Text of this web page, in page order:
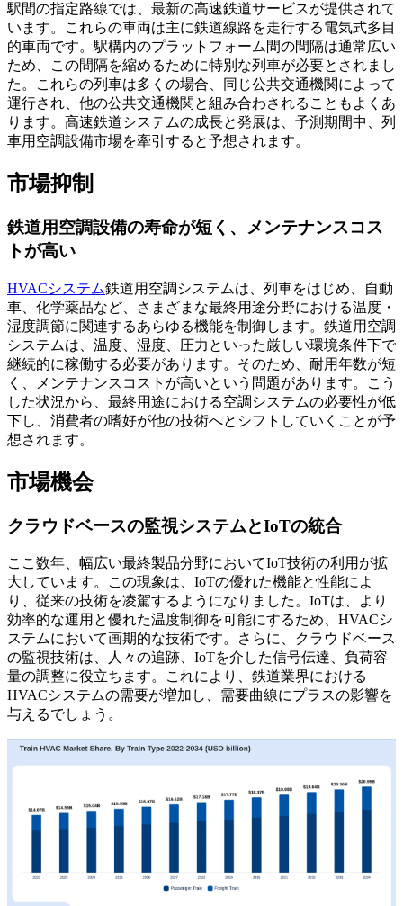
駅間の指定路線では、最新の高速鉄道サービスが提供されて
います。これらの車両は主に鉄道線路を走行する電気式多目
的車両です。駅構内のプラットフォーム間の間隔は通常広い
ため、この間隔を縮めるために特別な列車が必要とされまし
た。これらの列車は多くの場合、同じ公共交通機関によって
運行され、他の公共交通機関と組み合わされることもよくあ
ります。高速鉄道システムの成長と発展は、予測期間中、列
車用空調設備市場を牽引すると予想されます。
市場抑制
鉄道用空調設備の寿命が短く、メンテナンスコス
トが高い
HVACシステム鉄道用空調システムは、列車をはじめ、自動
車、化学薬品など、さまざまな最終用途分野における温度・
湿度調節に関連するあらゆる機能を制御します。鉄道用空調
システムは、温度、湿度、圧力といった厳しい環境条件下で
継続的に稼働する必要があります。そのため、耐用年数が短
く、メンテナンスコストが高いという問題があります。こう
した状況から、最終用途における空調システムの必要性が低
下し、消費者の嗜好が他の技術へとシフトしていくことが予
想されます。
市場機会
クラウドベースの監視システムとIoTの統合
ここ数年、幅広い最終製品分野においてIoT技術の利用が拡
大しています。この現象は、IoTの優れた機能と性能によ
り、従来の技術を凌駕するようになりました。IoTは、より
効率的な運用と優れた温度制御を可能にするため、HVACシ
ステムにおいて画期的な技術です。さらに、クラウドベース
の監視技術は、人々の追跡、IoTを介した信号伝達、負荷容
量の調整に役立ちます。これにより、鉄道業界における
HVACシステムの需要が増加し、需要曲線にプラスの影響を
与えるでしょう。